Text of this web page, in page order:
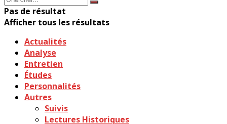
Pas de résultat
Afficher tous les résultats
Actualités
Analyse
Entretien
Études
Personnalités
Autres
Suivis
Lectures Historiques